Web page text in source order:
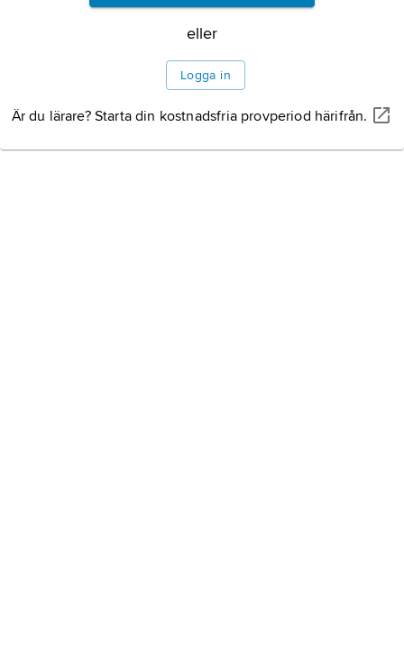
eller
Logga in
Är du lärare? Starta din kostnadsfria provperiod härifrån.